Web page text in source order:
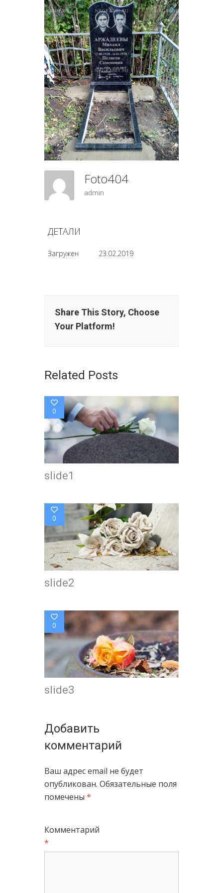
Foto404
admin
ДЕТАЛИ
Загружен 23.02.2019
Share This Story, Choose
Your Platform!
Related Posts
0
slide1
0
slide2
0
slide3
Добавить
комментарий
Ваш адрес email не будет
опубликован. Обязательные поля
помечены *
Комментарий
*